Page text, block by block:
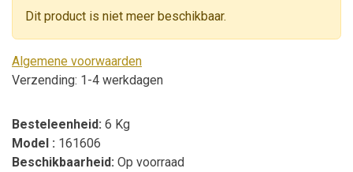
Dit product is niet meer beschikbaar.
Algemene voorwaarden
Verzending: 1-4 werkdagen
Besteleenheid: 6 Kg
Model : 161606
Beschikbaarheid: Op voorraad